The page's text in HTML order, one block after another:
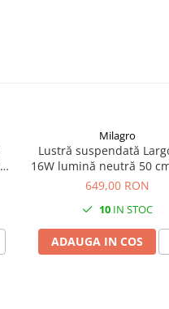
Milagro
Lustră suspendată
16W lumină neutră 50
649,00 RON
10IN STOC
ADAUGA IN COS